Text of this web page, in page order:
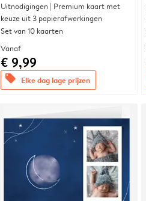
Uitnodigingen | Premium kaart met
keuze uit 3 papierafwerkingen
Set van 10 kaarten
Vanaf
€ 9,99
offers Elke dag lage prijzen